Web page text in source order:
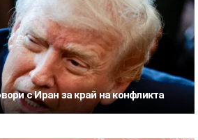
с Иран за край на конфликта